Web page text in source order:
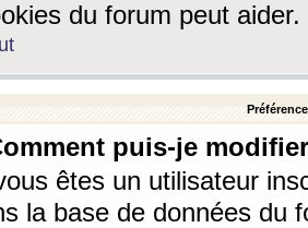
du forum peut aider.
puis-je
êtes un utilisateur
la base de données du